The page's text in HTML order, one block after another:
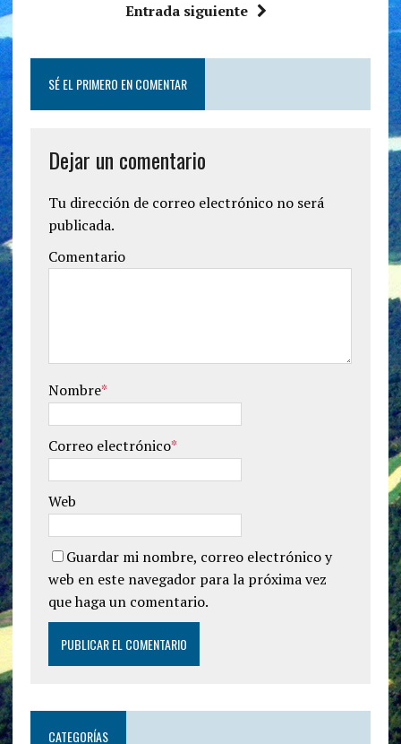
Entrada siguiente
SÉ EL PRIMERO EN COMENTAR
Dejar un comentario
Tu dirección de correo electrónico no será
publicada.
Comentario
Nombre*
Correo electrónico*
Web
Guardar mi nombre, correo electrónico y
web en este navegador para la próxima vez
que haga un comentario.
CATEGORÍAS